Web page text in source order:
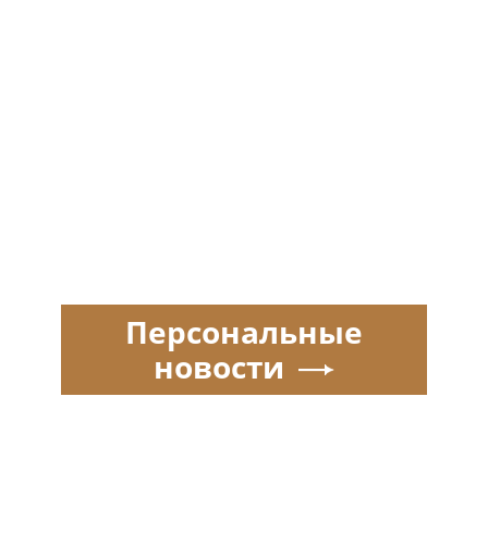
Персональные
новости